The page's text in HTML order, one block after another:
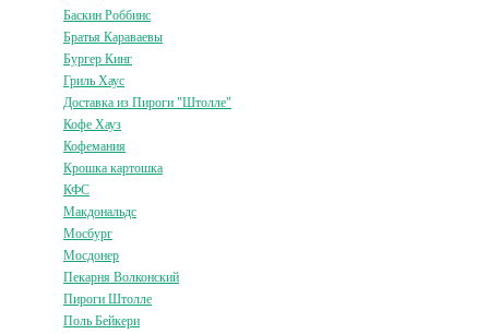
Баскин Роббинс
Братья Караваевы
Бургер Кинг
Гриль Хаус
Доставка из Пироги "Штолле"
Кофе Хауз
Кофемания
Крошка картошка
КФС
Макдональдс
Мосбург
Мосдонер
Пекарня Волконский
Пироги Штолле
Поль Бейкери